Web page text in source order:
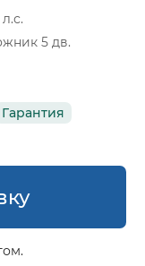
5 дв.
Гарантия